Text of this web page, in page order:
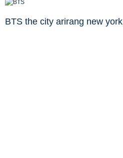
BTS the city arirang new york